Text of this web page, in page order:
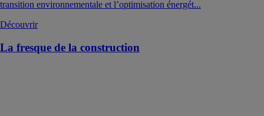
transition environnementale et l’optimisation énergét...
Découvrir
La fresque de la construction